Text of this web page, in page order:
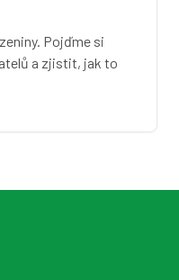
Pojďme si
a zjistit, jak to